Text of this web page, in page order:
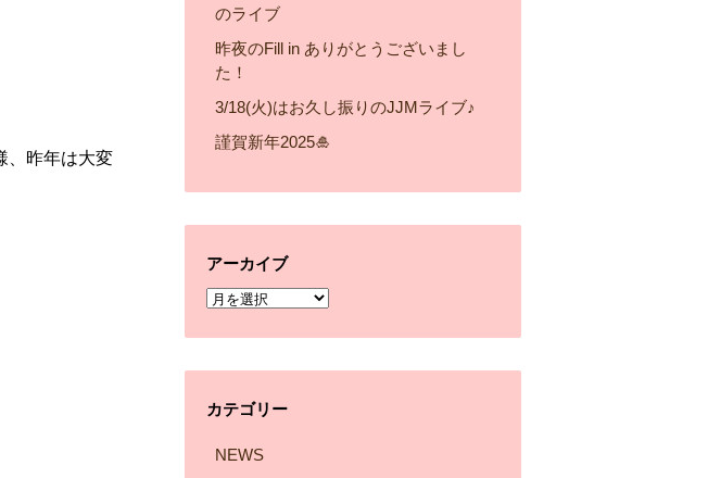
、昨年は大変
のライブ
昨夜のFill in ありがとうございまし
た！
3/18(火)はお久し振りのJJMライブ♪
謹賀新年2025🎍
アーカイブ
ア
カ
イ
カテゴリー
NEWS